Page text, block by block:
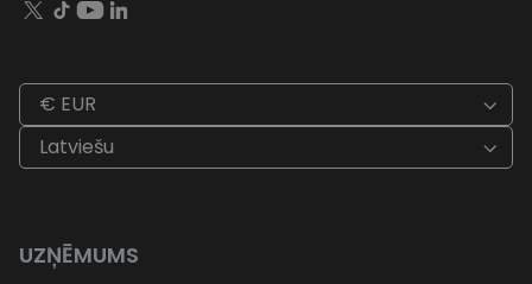
€ EUR
Latviešu
UZŅĒMUMS